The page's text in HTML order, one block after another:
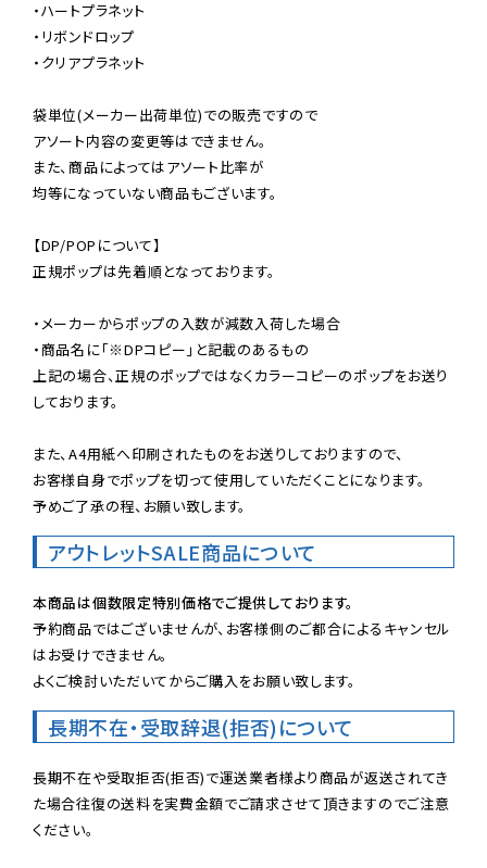
・ハートプラネット
・リボンドロップ
・クリアプラネット
袋単位(メーカー出荷単位)での販売ですので
アソート内容の変更等はできません。
また、商品によってはアソート比率が
均等になっていない商品もございます。
【DP/POPについて】
正規ポップは先着順となっております。
・メーカーからポップの入数が減数入荷した場合
・商品名に「※DPコピー」と記載のあるもの
上記の場合、正規のポップではなくカラーコピーのポップをお送り
しております。
また、A4用紙へ印刷されたものをお送りしておりますので、
お客様自身でポップを切って使用していただくことになります。
予めご了承の程、お願い致します。
アウトレットSALE商品について
本商品は個数限定特別価格でご提供しております。
予約商品ではございませんが、お客様側のご都合によるキャンセル
はお受けできません。
よくご検討いただいてからご購入をお願い致します。
長期不在・受取辞退(拒否)について
長期不在や受取拒否(拒否)で運送業者様より商品が返送されてき
た場合往復の送料を実費金額でご請求させて頂きますのでご注意
ください。